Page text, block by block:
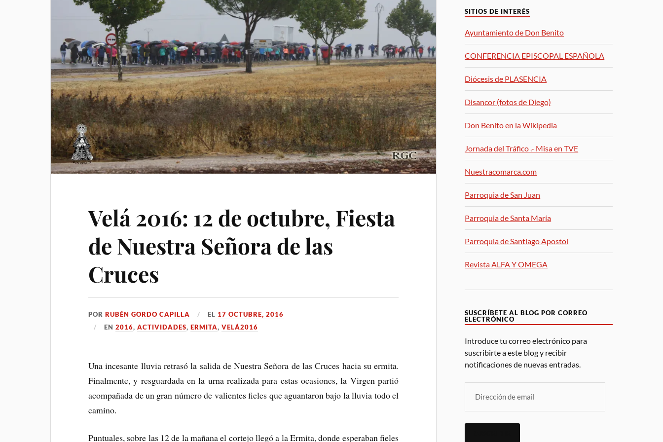
Velá 2016: 12 de octubre, Fiesta
de Nuestra Señora de las
Cruces
PORRUBÉN GORDO CAPILLA EL 17 OCTUBRE, 2016
EN2016,ACTIVIDADES,ERMITA,VELÁ2016
Una incesante lluvia retrasó la salida de Nuestra Señora de las Cruces hacia su ermita.
Finalmente, y resguardada en la urna realizada para estas ocasiones, la Virgen partió
acompañada de un gran número de valientes fieles que aguantaron bajo la lluvia todo el
camino.
Puntuales, sobre las 12 de la mañana el cortejo llegó a la Ermita, donde esperaban fieles
SITIOS DE INTERÉS
Ayuntamiento de Don Benito
CONFERENCIA EPISCOPAL ESPAÑOLA
Diócesis de PLASENCIA
Disancor (fotos de Diego)
Don Benito en la Wikipedia
Jornada del Tráfico .- Misa en TVE
Nuestracomarca.com
Parroquia de San Juan
Parroquia de Santa María
Parroquia de Santiago Apostol
Revista ALFA Y OMEGA
SUSCRÍBETE AL BLOG POR CORREO
ELECTRÓNICO
Introduce tu correo electrónico para
suscribirte a este blog y recibir
notificaciones de nuevas entradas.